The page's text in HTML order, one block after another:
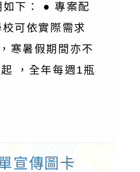
如下： ● 專案配
可依實際需求
寒暑假期間亦不
，全年每週1瓶
宣傳圖卡